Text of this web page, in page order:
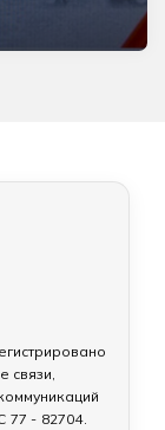
связи,
- 82704.